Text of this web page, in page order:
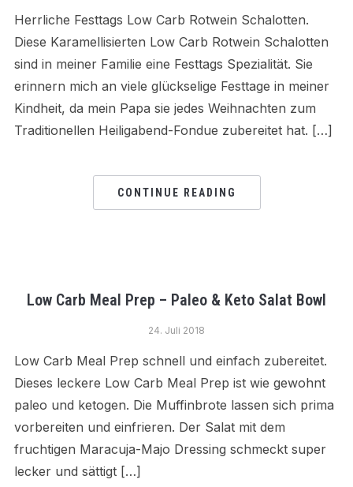
Herrliche Festtags Low Carb Rotwein Schalotten.
Diese Karamellisierten Low Carb Rotwein Schalotten
sind in meiner Familie eine Festtags Spezialität. Sie
erinnern mich an viele glückselige Festtage in meiner
Kindheit, da mein Papa sie jedes Weihnachten zum
Traditionellen Heiligabend-Fondue zubereitet hat. […]
CONTINUE READING
Low Carb Meal Prep – Paleo & Keto Salat Bowl
24. Juli 2018
Low Carb Meal Prep schnell und einfach zubereitet.
Dieses leckere Low Carb Meal Prep ist wie gewohnt
paleo und ketogen. Die Muffinbrote lassen sich prima
vorbereiten und einfrieren. Der Salat mit dem
fruchtigen Maracuja-Majo Dressing schmeckt super
lecker und sättigt […]